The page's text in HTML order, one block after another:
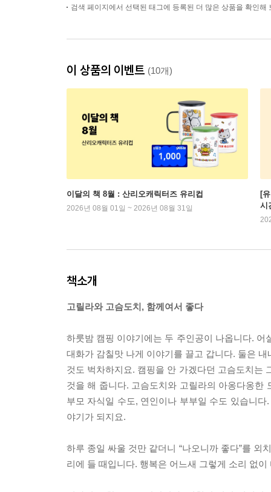
검색 페이지에서 선택된 태그에 등록된 더 많은 상품을 확인해
이 상품의 이벤트 (10개)
이달의 책 8월 : 산리오캐릭터즈 유리컵
2026년 08월 01일 ~ 2026년 08월 31일
[
시
책소개
고릴라와 고슴도치, 함께여서 좋다
하룻밤 캠핑 이야기에는 두 주인공이 나옵니다.
대화가 감칠맛 나게 이야기를 끌고 갑니다. 둘은
것도 벅차하지요. 캠핑을 안 가겠다던 고슴도치는
것을 해 줍니다. 고슴도치와 고릴라의 아옹다옹한
부모 자식일 수도, 연인이나 부부일 수도 있습니
야기가 되지요.
하루 종일 싸울 것만 같더니 “나오니까 좋다”를
리에 들 때입니다. 행복은 어느새 그렇게 소리 없이